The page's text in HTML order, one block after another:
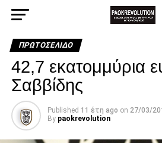
ΠΡΩΤΟΣΈΛΙΔΟ
42,7 εκατομμύρια
Σαββίδης
Published 11 έτη ago on 27/03/
By paokrevolution